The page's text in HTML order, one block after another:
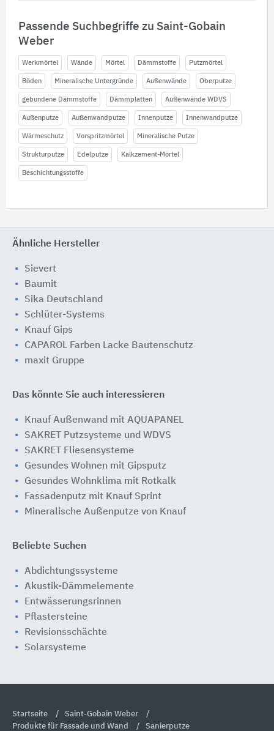
Passende Suchbegriffe zu Saint-Gobain
Weber
Werkmörtel Wände Mörtel Dämmstoffe Putzmörtel
Böden Mineralische Untergründe Außenwände Oberputze
gebundene Dämmstoffe Dämmplatten Außenwände WDVS
Außenputze Außenwandputze Innenputze Innenwandputze
Wärmeschutz Vorspritzmörtel Mineralische Putze
Strukturputze Edelputze Kalkzement-Mörtel
Beschichtungsstoffe
Ähnliche Hersteller
Sievert
Baumit
Sika Deutschland
Schlüter-Systems
Knauf Gips
CAPAROL Farben Lacke Bautenschutz
maxit Gruppe
Das könnte Sie auch interessieren
Knauf Außenwand mit AQUAPANEL
SAKRET Putzsysteme und WDVS
SAKRET Fliesensysteme
Gesundes Wohnen mit Gipsputz
Gesundes Wohnklima mit Rotkalk
Fassadenputz mit Knauf Sprint
Mineralische Außenputze von Knauf
Beliebte Suchen
Abdichtungssysteme
Akustik-Dämmelemente
Entwässerungsrinnen
Pflastersteine
Revisionsschächte
Solarsysteme
Startseite
Saint-Gobain Weber
Produkte für Fassade und Wand
Sanierputze